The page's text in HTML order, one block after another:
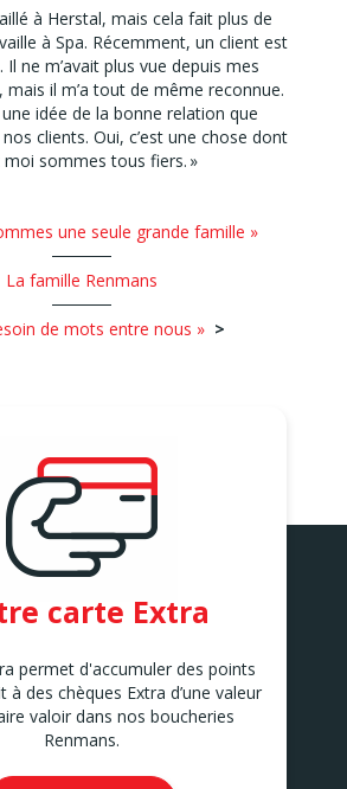
à Herstal, mais cela fait plus de
à Spa. Récemment, un client est
ne m’avait plus vue depuis mes
mais il m’a tout de même reconnue.
idée de la bonne relation que
clients. Oui, c’est une chose dont
sommes tous fiers. »
une seule grande famille »
La famille Renmans
de mots entre nous »
carte Extra
permet d'accumuler des points
des chèques Extra d’une valeur
valoir dans nos boucheries
Renmans.